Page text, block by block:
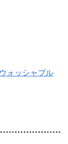
ォッシャブル